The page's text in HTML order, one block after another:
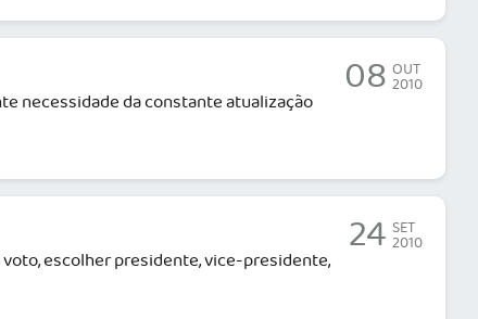
necessidade da constante atualização
08 OUT
2010
escolher presidente, vice-presidente,
24 SET
2010